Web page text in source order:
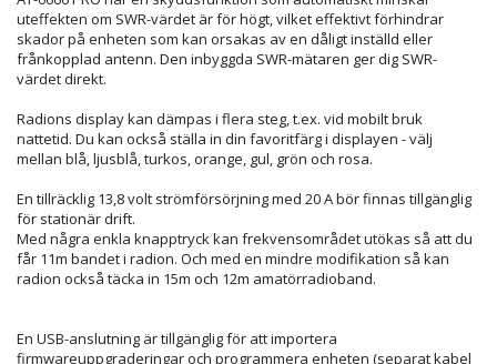
uteffekten om SWR-värdet är för högt, vilket effektivt förhindrar
skador på enheten som kan orsakas av en dåligt inställd eller
frånkopplad antenn. Den inbyggda SWR-mätaren ger dig SWR-
värdet direkt.
Radions display kan dämpas i flera steg, t.ex. vid mobilt bruk
nattetid. Du kan också ställa in din favoritfärg i displayen - välj
mellan blå, ljusblå, turkos, orange, gul, grön och rosa.
En tillräcklig 13,8 volt strömförsörjning med 20 A bör finnas tillgänglig
för stationär drift.
Med några enkla knapptryck kan frekvensområdet utökas så att du
får 11m bandet i radion. Och med en mindre modifikation så kan
radion också täcka in 15m och 12m amatörradioband.
En USB-anslutning är tillgänglig för att importera
firmwareuppgraderingar och programmera enheten (separat kabel